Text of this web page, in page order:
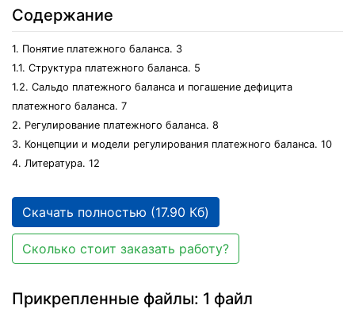
Содержание
1. Понятие платежного баланса. 3
1.1. Структура платежного баланса. 5
1.2. Сальдо платежного баланса и погашение дефицита
платежного баланса. 7
2. Регулирование платежного баланса. 8
3. Концепции и модели регулирования платежного баланса. 10
4. Литература. 12
Скачать полностью (17.90 Кб)
Сколько стоит заказать работу?
Прикрепленные файлы: 1 файл